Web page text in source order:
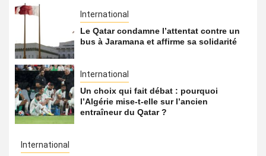
International
Le Qatar condamne l’attentat contre un
bus à Jaramana et affirme sa solidarité
International
Un choix qui fait débat : pourquoi
l’Algérie mise-t-elle sur l’ancien
entraîneur du Qatar ?
International